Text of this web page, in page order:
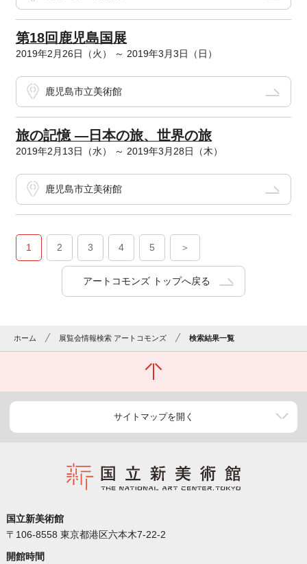
第18回鹿児島国展
2019年2月26日（火） ～ 2019年3月3日（日）
鹿児島市立美術館
旅の記憶 ―日本の旅、世界の旅
2019年2月13日（水） ～ 2019年3月28日（木）
鹿児島市立美術館
1 2 3 4 5 ＞
アートコモンズ トップへ戻る
ホーム 展覧会情報検索 アートコモンズ 検索結果一覧
サイトマップを開く
国立新美術館
〒106-8558 東京都港区六本木7-22-2
開館時間